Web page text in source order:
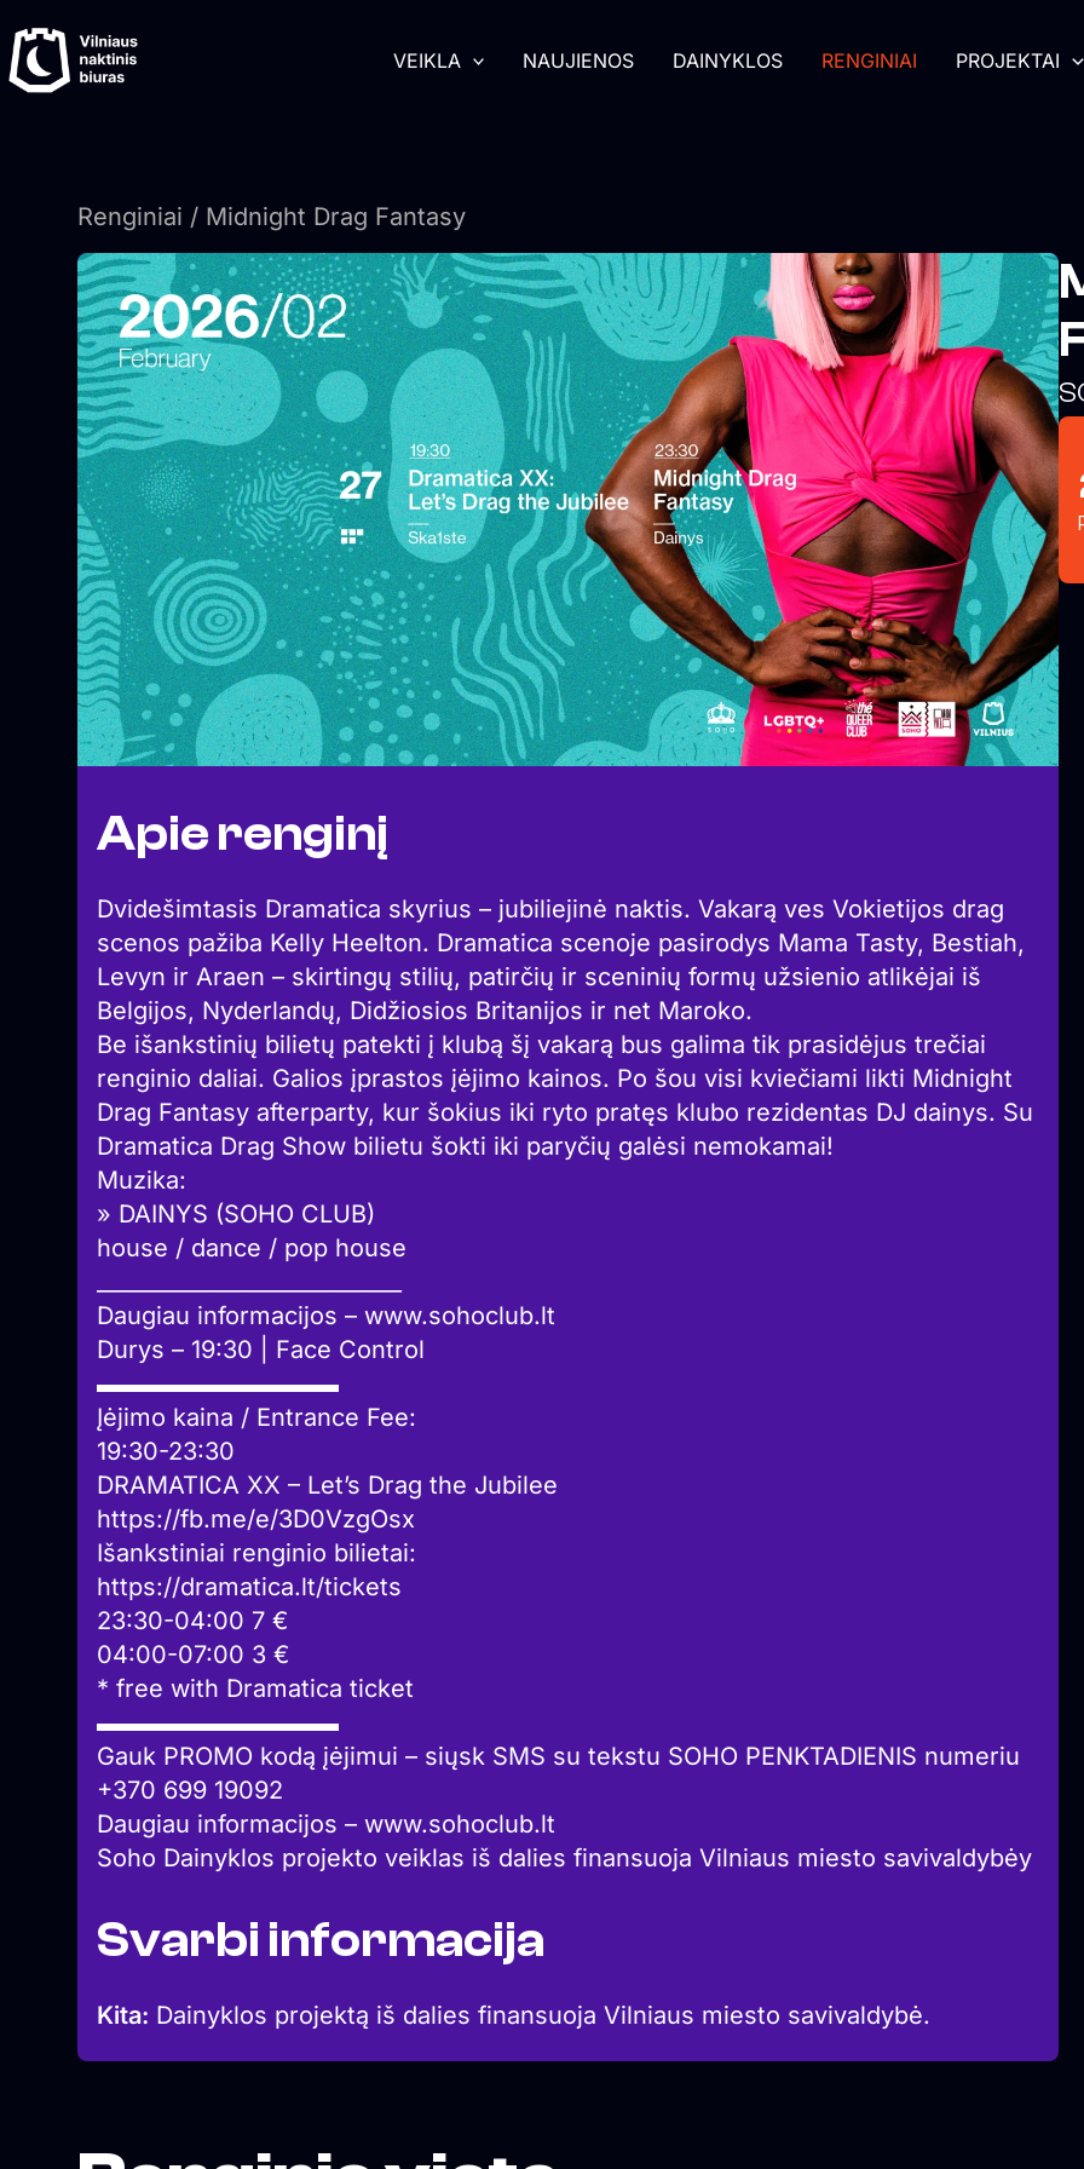
prie
turinio
VEIKLA NAUJIENOS DAINYKLOS RENGINIAI PROJEKTAI
Renginiai / Midnight Drag Fantasy
Apie renginį
Dvidešimtasis Dramatica skyrius – jubiliejinė naktis. Vakarą ves Vokietijos drag
scenos pažiba Kelly Heelton. Dramatica scenoje pasirodys Mama Tasty, Bestiah,
Levyn ir Araen – skirtingų stilių, patirčių ir sceninių formų užsienio atlikėjai iš
Belgijos, Nyderlandų, Didžiosios Britanijos ir net Maroko.
Be išankstinių bilietų patekti į klubą šį vakarą bus galima tik prasidėjus trečiai
renginio daliai. Galios įprastos įėjimo kainos. Po šou visi kviečiami likti Midnight
Drag Fantasy afterparty, kur šokius iki ryto pratęs klubo rezidentas DJ dainys. Su
Dramatica Drag Show bilietu šokti iki paryčių galėsi nemokamai!
Muzika:
» DAINYS (SOHO CLUB)
house / dance / pop house
Daugiau informacijos – www.sohoclub.lt
Durys – 19:30 | Face Control
▬▬▬▬▬▬▬▬▬▬
Įėjimo kaina / Entrance Fee:
19:30-23:30
DRAMATICA XX – Let’s Drag the Jubilee
https://fb.me/e/3D0VzgOsx
Išankstiniai renginio bilietai:
https://dramatica.lt/tickets
23:30-04:00 7 €
04:00-07:00 3 €
* free with Dramatica ticket
▬▬▬▬▬▬▬▬▬▬
Gauk PROMO kodą įėjimui – siųsk SMS su tekstu SOHO PENKTADIENIS numeriu
+370 699 19092
Daugiau informacijos – www.sohoclub.lt
Soho Dainyklos projekto veiklas iš dalies finansuoja Vilniaus miesto savivaldybėy
Svarbi informacija
Kita: Dainyklos projektą iš dalies finansuoja Vilniaus miesto savivaldybė.